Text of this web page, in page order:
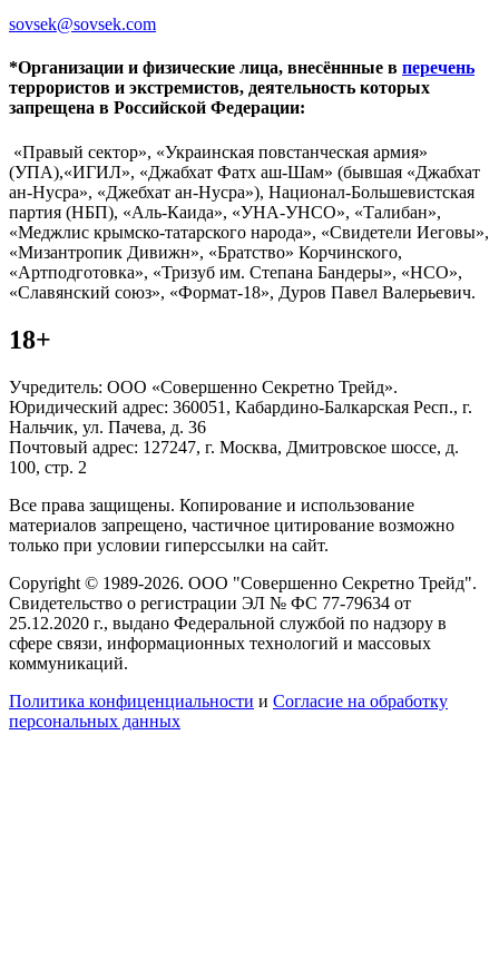
sovsek@sovsek.com
*Организации и физические лица, внесённные в перечень
террористов и экстремистов, деятельность которых
запрещена в Российской Федерации:
«Правый сектор», «Украинская повстанческая армия»
(УПА),«ИГИЛ», «Джабхат Фатх аш-Шам» (бывшая «Джабхат
ан-Нусра», «Джебхат ан-Нусра»), Национал-Большевистская
партия (НБП), «Аль-Каида», «УНА-УНСО», «Талибан»,
«Меджлис крымско-татарского народа», «Свидетели Иеговы»,
«Мизантропик Дивижн», «Братство» Корчинского,
«Артподготовка», «Тризуб им. Степана Бандеры», «НСО»,
«Славянский союз», «Формат-18», Дуров Павел Валерьевич.
18+
Учредитель: ООО «Совершенно Секретно Трейд».
Юридический адрес: 360051, Кабардино-Балкарская Респ., г.
Нальчик, ул. Пачева, д. 36
Почтовый адрес: 127247, г. Москва, Дмитровское шоссе, д.
100, стр. 2
Все права защищены. Копирование и использование
материалов запрещено, частичное цитирование возможно
только при условии гиперссылки на сайт.
Copyright © 1989-2026. ООО "Совершенно Секретно Трейд".
Свидетельство о регистрации ЭЛ № ФС 77-79634 от
25.12.2020 г., выдано Федеральной службой по надзору в
сфере связи, информационных технологий и массовых
коммуникаций.
Политика конфиценциальности и Согласие на обработку
персональных данных